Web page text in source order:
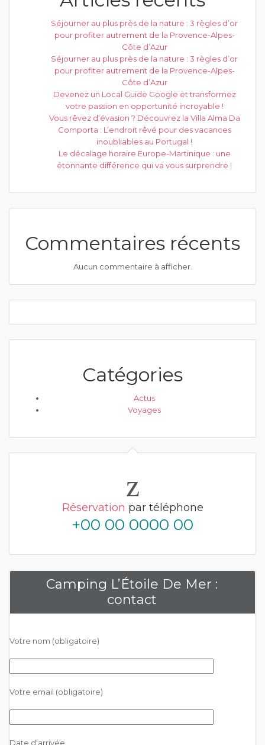
Séjourner au plus près de la nature : 3 règles d’or
pour profiter autrement de la Provence-Alpes-
Côte d’Azur
Séjourner au plus près de la nature : 3 règles d’or
pour profiter autrement de la Provence-Alpes-
Côte d’Azur
Devenez un Local Guide Google et transformez
votre passion en opportunité incroyable !
Vous rêvez d’évasion ? Découvrez la Villa Alma Da
Comporta : L’endroit rêvé pour des vacances
inoubliables au Portugal !
Le décalage horaire Europe-Martinique : une
étonnante différence qui va vous surprendre !
Commentaires récents
Aucun commentaire à afficher.
Catégories
Actus
Voyages
Réservation par téléphone
+00 00 0000 00
Camping L’Étoile De Mer :
contact
Votre nom (obligatoire)
Votre email (obligatoire)
Date d'arrivée